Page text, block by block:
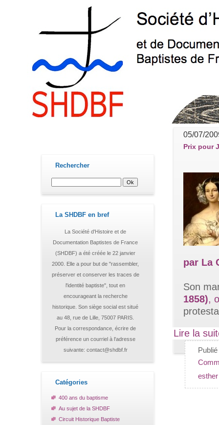
Rechercher
La SHDBF en bref
La Société d'Histoire et de
Documentation Baptistes de France
(SHDBF) a été créée le 22 janvier
2000. Elle a pour but de "rassembler,
préserver et conserver les traces de
l'identité baptiste", tout en
encourageant la recherche
historique. Son siège social est situé
au 48, rue de Lille, 75007 PARIS.
Pour la correspondance, écrire de
préférence un courriel à l'adresse
suivante: contact@shdbf.fr
Catégories
400 ans du baptisme
Au sujet de la SHDBF
Circuit Historique Baptiste
05/07/
Prix pour
par La
Son
1858),
Lire la